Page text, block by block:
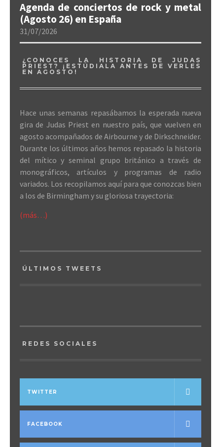
Agenda de conciertos de rock y metal
(Agosto 26) en España
31/07/2026
¿CONOCES LA HISTORIA DE JUDAS
PRIEST? ¡ESTÚDIALA ANTES DE VERLES
EN AGOSTO!
Hace unas semanas repasábamos la esperada nueva
gira de Judas Priest en nuestro país, que vuelven en
agosto acompañados de Airbourne y de Dirkschneider.
Durante los últimos años hemos repasado la historia
del mítico y seminal grupo británico a través de
monográficos, artículos y programas de radio
variados. Los recopilamos aquí para que conozcas bien
a los de Birmingham y su gloriosa trayectoria:
(más…)
ÚLTIMOS TWEETS
REDES SOCIALES
TWITTER
FACEBOOK